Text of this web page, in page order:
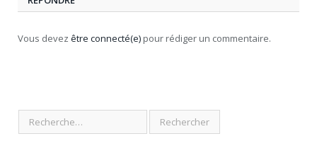
Vous devez être connecté(e) pour rédiger un commentaire.